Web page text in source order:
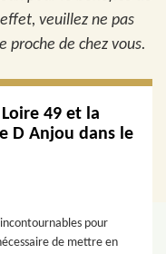
veuillez ne pas
de chez vous.
49 et la
D Anjou dans le
pour
de mettre en